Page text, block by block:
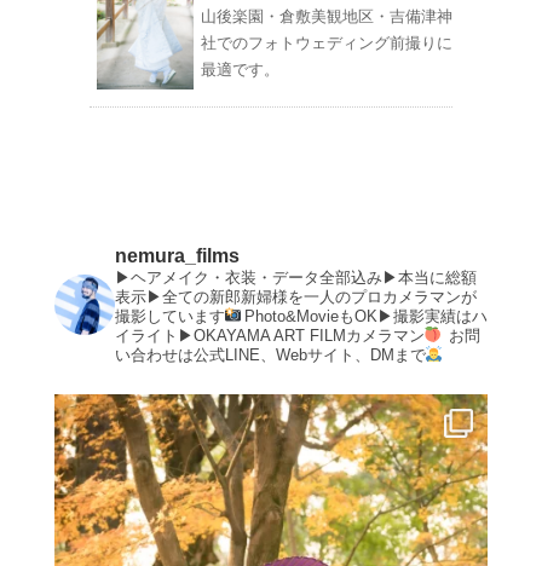
山後楽園・倉敷美観地区・吉備津神
社でのフォトウェディング前撮りに
最適です。
nemura_films
▶︎ヘアメイク・衣装・データ全部込み▶︎本当に総額
表示▶︎全ての新郎新婦様を一人のプロカメラマンが
撮影しています
Photo&MovieもOK▶︎撮影実績はハ
イライト▶︎OKAYAMA ART FILMカメラマン
お問
い合わせは公式LINE、Webサイト、DMまで